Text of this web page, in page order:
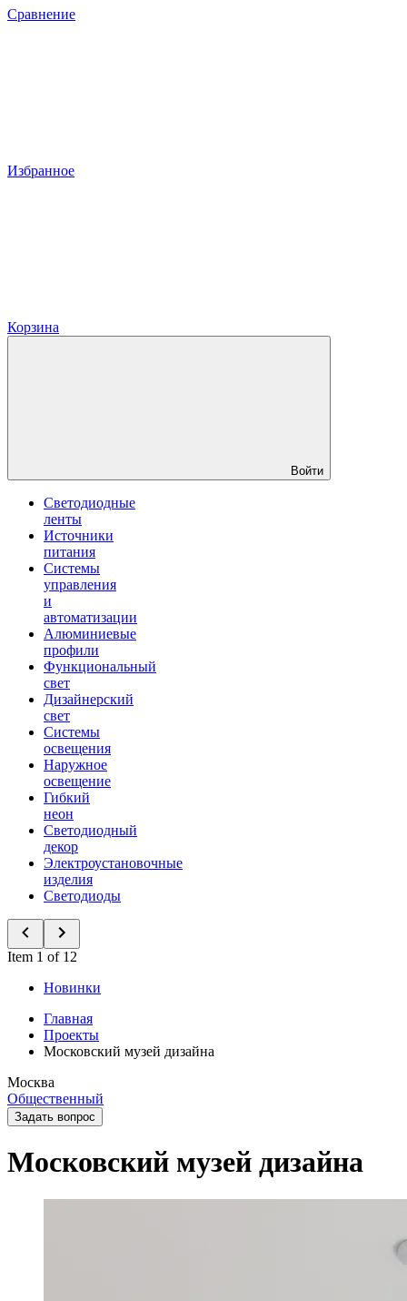
Сравнение
Избранное
Корзина
Войти
Светодиодные
ленты
Источники
питания
Системы
управления
и
автоматизации
Алюминиевые
профили
Функциональный
свет
Дизайнерский
свет
Системы
освещения
Наружное
освещение
Гибкий
неон
Светодиодный
декор
Электроустановочные
изделия
Светодиоды
Item 1 of 12
Новинки
Главная
Проекты
Московский музей дизайна
Москва
Общественный
Задать вопрос
Московский музей дизайна